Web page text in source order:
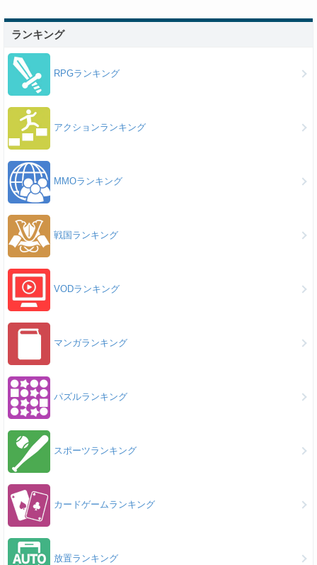
ランキング
RPGランキング
アクションランキング
MMOランキング
戦国ランキング
VODランキング
マンガランキング
パズルランキング
スポーツランキング
カードゲームランキング
放置ランキング